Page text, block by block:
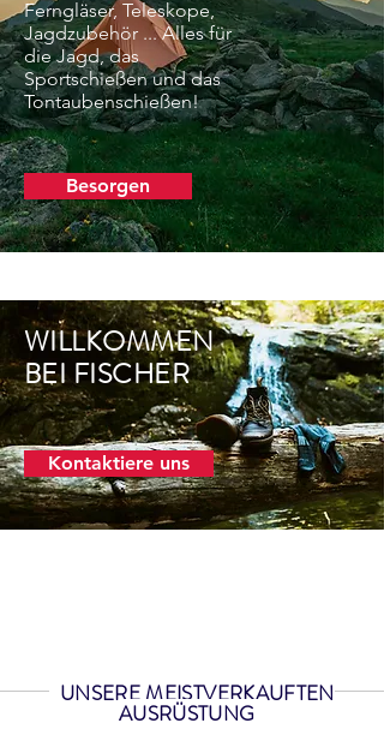
Ferngläser, Teleskope,
Jagdzubehör ... Alles für
die Jagd, das
Sportschießen und das
Tontaubenschießen!
Besorgen
WILLKOMMEN
BEI FISCHER
Kontaktiere uns
UNSERE MEISTVERKAUFTEN
AUSRÜSTUNG